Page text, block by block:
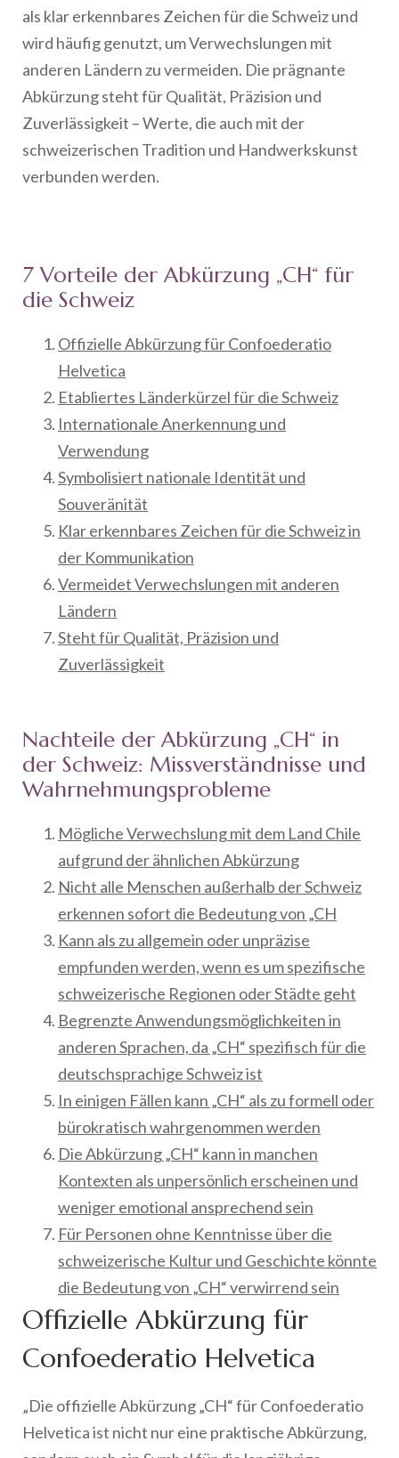
als klar erkennbares Zeichen für die Schweiz und
wird häufig genutzt, um Verwechslungen mit
anderen Ländern zu vermeiden. Die prägnante
Abkürzung steht für Qualität, Präzision und
Zuverlässigkeit – Werte, die auch mit der
schweizerischen Tradition und Handwerkskunst
verbunden werden.
7 Vorteile der Abkürzung „CH“ für
die Schweiz
Offizielle Abkürzung für Confoederatio
Helvetica
Etabliertes Länderkürzel für die Schweiz
Internationale Anerkennung und
Verwendung
Symbolisiert nationale Identität und
Souveränität
Klar erkennbares Zeichen für die Schweiz in
der Kommunikation
Vermeidet Verwechslungen mit anderen
Ländern
Steht für Qualität, Präzision und
Zuverlässigkeit
Nachteile der Abkürzung „CH“ in
der Schweiz: Missverständnisse und
Wahrnehmungsprobleme
Mögliche Verwechslung mit dem Land Chile
aufgrund der ähnlichen Abkürzung
Nicht alle Menschen außerhalb der Schweiz
erkennen sofort die Bedeutung von „CH
Kann als zu allgemein oder unpräzise
empfunden werden, wenn es um spezifische
schweizerische Regionen oder Städte geht
Begrenzte Anwendungsmöglichkeiten in
anderen Sprachen, da „CH“ spezifisch für die
deutschsprachige Schweiz ist
In einigen Fällen kann „CH“ als zu formell oder
bürokratisch wahrgenommen werden
Die Abkürzung „CH“ kann in manchen
Kontexten als unpersönlich erscheinen und
weniger emotional ansprechend sein
Für Personen ohne Kenntnisse über die
schweizerische Kultur und Geschichte könnte
die Bedeutung von „CH“ verwirrend sein
Offizielle Abkürzung für
Confoederatio Helvetica
„Die offizielle Abkürzung „CH“ für Confoederatio
Helvetica ist nicht nur eine praktische Abkürzung,